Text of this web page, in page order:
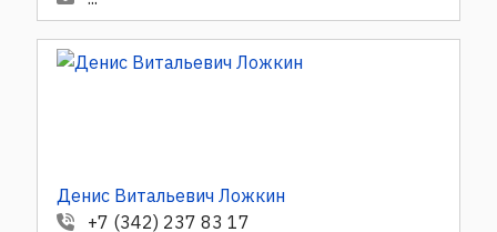
Денис Витальевич Ложкин
+7 (342) 237 83 17